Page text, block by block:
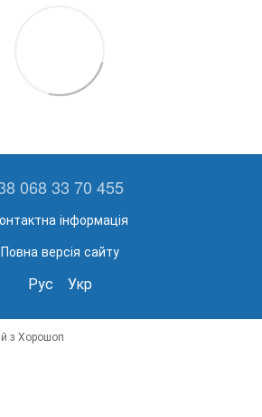
068 33 70 455
інформація
Повна версія сайту
Рус Укр
з Хорошоп